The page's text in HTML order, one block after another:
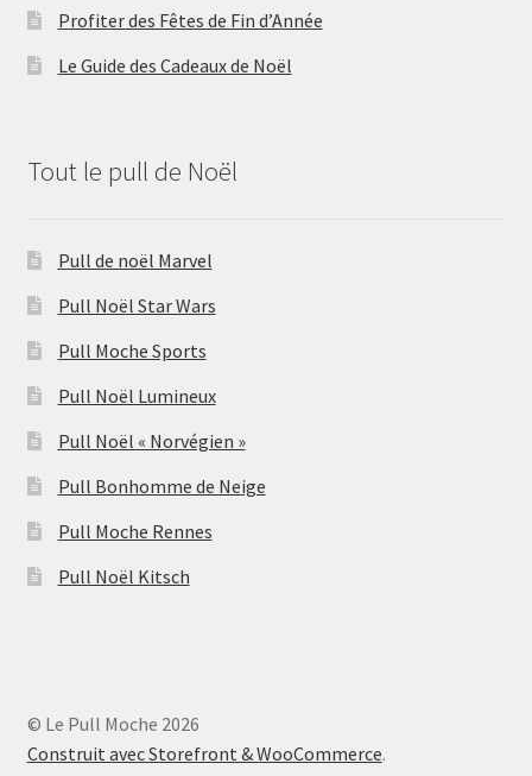
Profiter des Fêtes de Fin d’Année
Le Guide des Cadeaux de Noël
Tout le pull de Noël
Pull de noël Marvel
Pull Noël Star Wars
Pull Moche Sports
Pull Noël Lumineux
Pull Noël « Norvégien »
Pull Bonhomme de Neige
Pull Moche Rennes
Pull Noël Kitsch
© Le Pull Moche 2026
Construit avec Storefront & WooCommerce.